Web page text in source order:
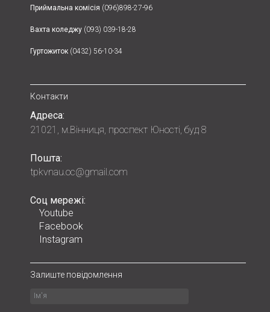
Приймальна комісія (096)898-27-96
Вахта коледжу (093) 039-18-28
Гуртожиток (0432) 56-10-34
Контакти
Адреса:
21021, м.Вінниця, проспект Юності, буд 8
Пошта:
tpkvnau.oc@gmail.com
Соц мережі:
Youtube
Facebook
Instagram
Залиште повідомлення